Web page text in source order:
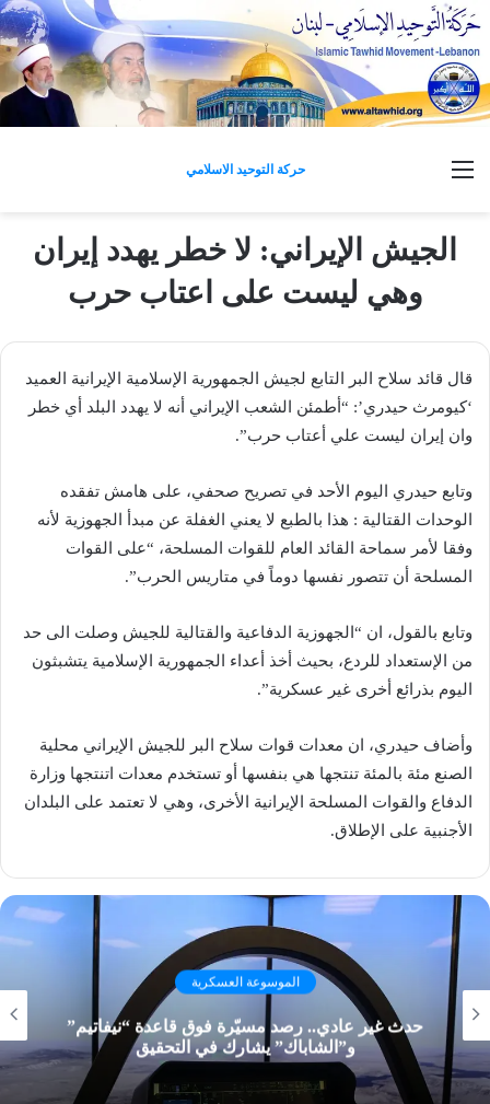
حركة التوحيد الاسلامي
الجيش الإيراني: لا خطر يهدد إيران
وهي ليست على اعتاب حرب
قال قائد سلاح البر التابع لجيش الجمهورية الإسلامية الإيرانية العميد
‘كيومرث حيدري’: “أطمئن الشعب الإيراني أنه لا يهدد البلد أي خطر
وان إيران ليست علي أعتاب حرب”.
وتابع حيدري اليوم الأحد في تصريح صحفي، على هامش تفقده
الوحدات القتالية : هذا بالطبع لا يعني الغفلة عن مبدأ الجهوزية لأنه
وفقا لأمر سماحة القائد العام للقوات المسلحة، “على القوات
المسلحة أن تتصور نفسها دوماً في متاريس الحرب”.
وتابع بالقول، ان “الجهوزية الدفاعية والقتالية للجيش وصلت الى حد
من الإستعداد للردع، بحيث أخذ أعداء الجمهورية الإسلامية يتشبثون
اليوم بذرائع أخرى غير عسكرية”.
وأضاف حيدري، ان معدات قوات سلاح البر للجيش الإيراني محلية
الصنع مئة بالمئة تنتجها هي بنفسها أو تستخدم معدات اتنتجها وزارة
الدفاع والقوات المسلحة الإيرانية الأخرى، وهي لا تعتمد على البلدان
الأجنبية على الإطلاق.
الموسوعة العسكرية
حدث غير عادي.. رصد مسيّرة فوق قاعدة “نيفاتيم”
و”الشاباك” يشارك في التحقيق